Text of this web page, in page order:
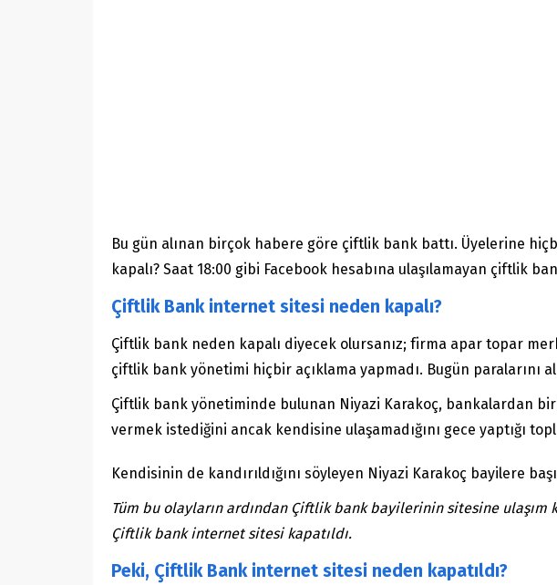
Bu gün alınan birçok habere göre çiftlik bank battı. Üyelerine
kapalı? Saat 18:00 gibi Facebook hesabına ulaşılamayan çiftlik
Çiftlik Bank internet sitesi neden kapalı?
Çiftlik bank neden kapalı diyecek olursanız; firma apar topar
çiftlik bank yönetimi hiçbir açıklama yapmadı. Bugün paralarını
Çiftlik bank yönetiminde bulunan Niyazi Karakoç, bankalardan
vermek istediğini ancak kendisine ulaşamadığını gece yaptığı
Kendisinin de kandırıldığını söyleyen Niyazi Karakoç bayilere
Tüm bu olayların ardından Çiftlik bank bayilerinin sitesine ulaşım
Çiftlik bank internet sitesi kapatıldı.
Peki, Çiftlik Bank internet sitesi neden kapatıldı?